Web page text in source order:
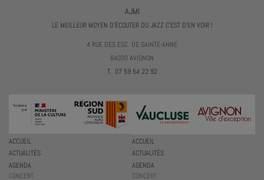
AJMI
LE MEILLEUR MOYEN D'ÉCOUTER DU JAZZ C'EST D'EN VOIR !
4 RUE DES ESC. DE SAINTE-ANNE
84000 AVIGNON
T. 07 59 54 22 92
ACCUEIL
ACTUALITÉS
AGENDA
CONCERT
ACCUEIL
ACTUALITÉS
AGENDA
CONCERT